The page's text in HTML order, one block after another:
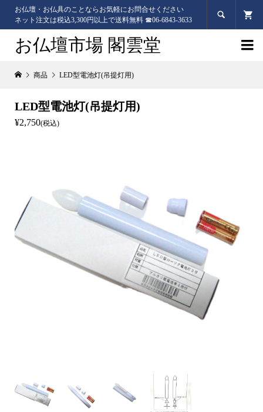
お仏壇・お仏具のことならお気軽にお問合せください
ネット注文は税込3,300円以上で送料無料 ☎06-6843-3633

お仏壇市場 閣雲堂 
商品 LED型電池灯(吊提灯用)
LED型電池灯(吊提灯用)
¥2,750(税込)